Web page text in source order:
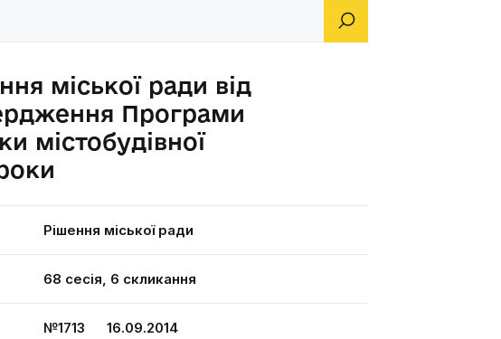
міської ради від
Програми
містобудівної
Рішення міської ради
68 сесія, 6 скликання
№1713 16.09.2014